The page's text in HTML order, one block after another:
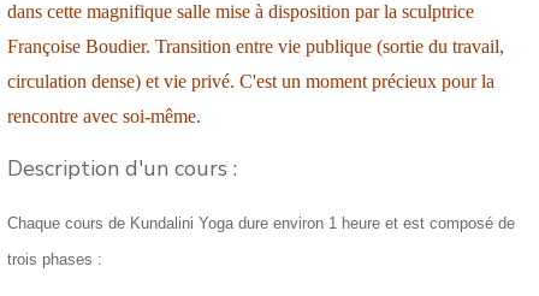
dans cette magnifique salle mise à disposition par la sculptrice
Françoise Boudier. Transition entre vie publique (sortie du travail,
circulation dense) et vie privé. C'est un moment précieux pour la
rencontre avec soi-même.
Description d'un cours :
Chaque cours de Kundalini Yoga dure environ 1 heure et est composé de
trois phases :